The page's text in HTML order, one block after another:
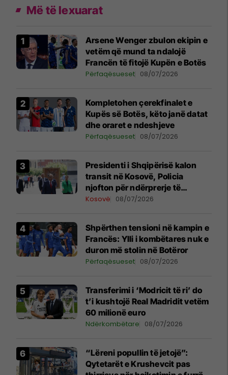
Më të lexuarat
Arsene Wenger zbulon ekipin e
vetëm që mund ta ndalojë
Francën të fitojë Kupën e Botës
Përfaqësueset 08/07/2026
Kompletohen çerekfinalet e
Kupës së Botës, këto janë datat
dhe oraret e ndeshjeve
Përfaqësueset 08/07/2026
Presidenti i Shqipërisë kalon
transit në Kosovë, Policia
njofton për ndërprerje të
përkohshme të trafikut
Kosovë 08/07/2026
Shpërthen tensioni në kampin e
Francës: Ylli i kombëtares nuk e
duron më stolin në Botëror
Përfaqësueset 08/07/2026
Transferimi i ‘Modricit të ri’ do
t’i kushtojë Real Madridit vetëm
60 milionë euro
Ndërkombëtare 08/07/2026
“Lëreni popullin të jetojë”:
Qytetarët e Krushevcit pas